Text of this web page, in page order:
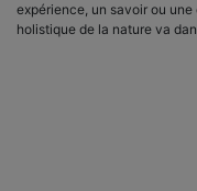
expérience, un savoir ou
holistique de la nature va